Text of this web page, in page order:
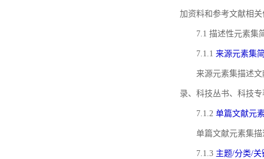
加资料和参考文献相
7.1 描述性元素集
7.1.1 来源元素集
来源元素集描述
录、科技丛书、科技
7.1.2 单篇文献元
单篇文献元素集
7.1.3 主题/分类/